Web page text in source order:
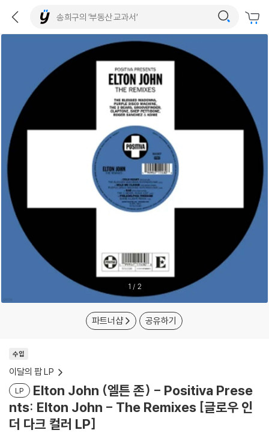
1 / 2
파트너샵 공유하기
수입
이달의 팝 LP
LP
Elton John (엘튼 존) - Positiva Prese
nts: Elton John - The Remixes [글로우 인
더 다크 컬러 LP]